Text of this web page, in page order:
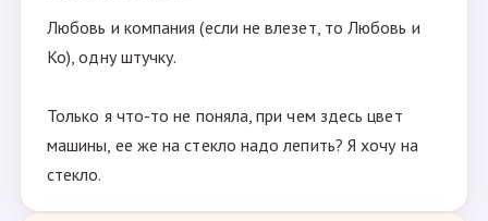
Любовь и компания (если не влезет, то Любовь и
Ко), одну штучку.
Только я что-то не поняла, при чем здесь цвет
машины, ее же на стекло надо лепить? Я хочу на
стекло.